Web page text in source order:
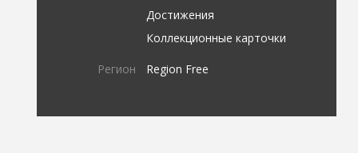
Достижения
Коллекционные карточки
Регион Region Free